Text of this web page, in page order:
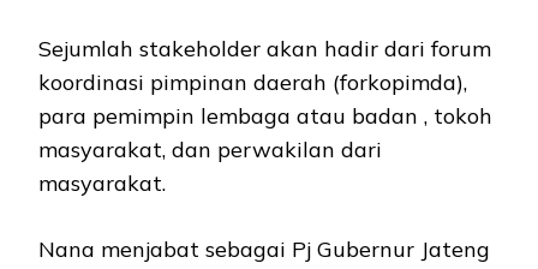
Sejumlah stakeholder akan hadir dari forum
koordinasi pimpinan daerah (forkopimda),
para pemimpin lembaga atau badan , tokoh
masyarakat, dan perwakilan dari
masyarakat.
Nana menjabat sebagai Pj Gubernur Jateng